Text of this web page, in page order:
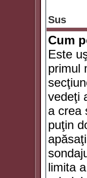
Sus
Cum
Este
primul
vedeţi
a crea
puţin
limita